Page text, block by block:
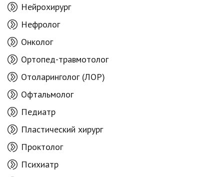
Нейрохирург
Нефролог
Онколог
Ортопед-травмотолог
Отоларинголог (ЛОР)
Офтальмолог
Педиатр
Пластический хирург
Проктолог
Психиатр